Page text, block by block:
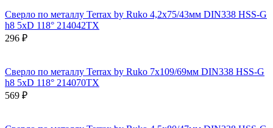
Сверло по металлу Terrax by Ruko 4,2x75/43мм DIN338 HSS-G
h8 5xD 118° 214042TX
296 ₽
Сверло по металлу Terrax by Ruko 7x109/69мм DIN338 HSS-G
h8 5xD 118° 214070TX
569 ₽